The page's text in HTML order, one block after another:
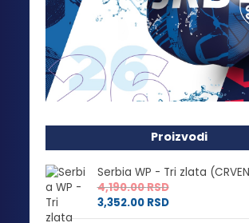
Proizvodi
Serbia WP - Tri zlata
4,190.00RSD
3,352.00 RSD